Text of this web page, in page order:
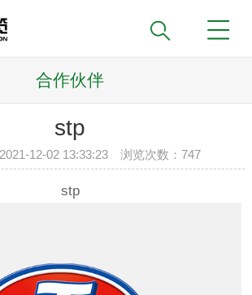
合作伙伴
stp
12-02 13:33:23 浏览次数：747
stp